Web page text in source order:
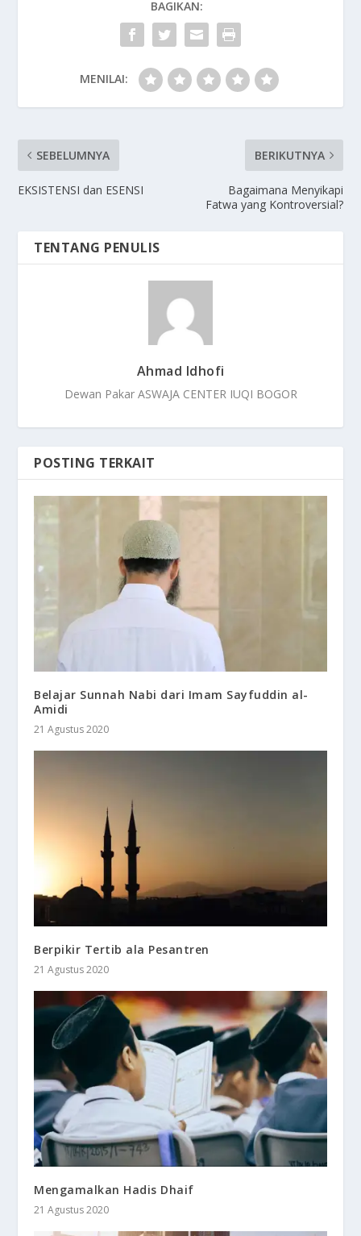
BAGIKAN:
MENILAI:
SEBELUMNYA
EKSISTENSI dan ESENSI
BERIKUTNYA
Bagaimana Menyikapi
Fatwa yang Kontroversial?
TENTANG PENULIS
Ahmad Idhofi
Dewan Pakar ASWAJA CENTER IUQI BOGOR
POSTING TERKAIT
Belajar Sunnah Nabi dari Imam Sayfuddin al-
Amidi
21 Agustus 2020
Berpikir Tertib ala Pesantren
21 Agustus 2020
Mengamalkan Hadis Dhaif
21 Agustus 2020